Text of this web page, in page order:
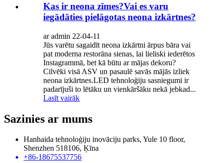
Kas ir neona zīmes?Vai es varu
iegādāties pielāgotas neona izkārtnes?
ar admin 22-04-11
Jūs varētu sagaidīt neona izkārtni ārpus bāra vai
pat moderna restorāna sienas, lai lieliski iederētos
Instagrammā, bet kā būtu ar mājas dekoru?
Cilvēki visā ASV un pasaulē savās mājās izliek
neona izkārtnes.LED tehnoloģiju sasniegumi ir
padarījuši to lētāku un vienkāršāku nekā jebkad...
Lasīt vairāk
Sazinies ar mums
Hanhaida tehnoloģiju inovāciju parks, Yule 10 floor,
Shenzhen 518106, Ķīna
+86-18675537756